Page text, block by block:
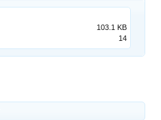
103.1 KB
14